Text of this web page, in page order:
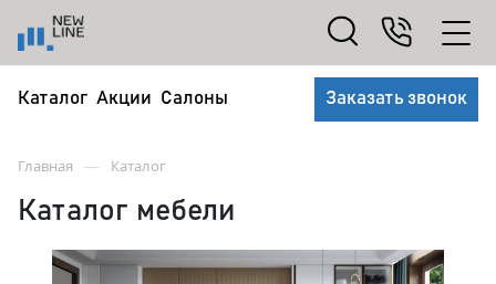
Каталог Акции Салоны Заказать звонок
Главная — Каталог
Каталог мебели